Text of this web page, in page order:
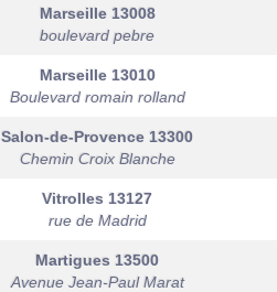
Marseille 13008
boulevard pebre
Marseille 13010
Boulevard romain rolland
Salon-de-Provence 13300
Chemin Croix Blanche
Vitrolles 13127
rue de Madrid
Martigues 13500
Avenue Jean-Paul Marat